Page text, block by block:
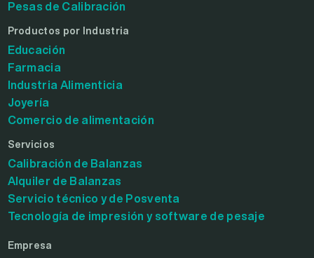
Pesas de Calibración
Productos por Industria
Educación
Farmacia
Industria Alimenticia
Joyería
Comercio de alimentación
Servicios
Calibración de Balanzas
Alquiler de Balanzas
Servicio técnico y de Posventa
Tecnología de impresión y software de pesaje
Empresa